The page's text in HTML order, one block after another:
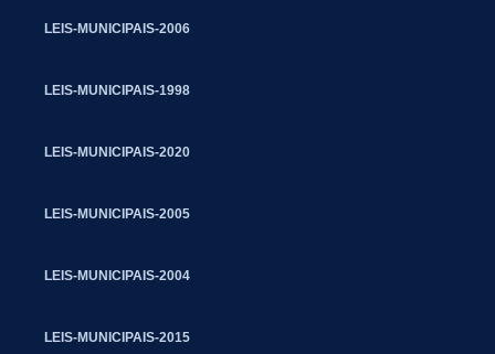
LEIS-MUNICIPAIS-2006
LEIS-MUNICIPAIS-1998
LEIS-MUNICIPAIS-2020
LEIS-MUNICIPAIS-2005
LEIS-MUNICIPAIS-2004
LEIS-MUNICIPAIS-2015